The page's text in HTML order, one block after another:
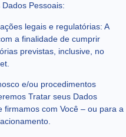
Pessoais:
legais e regulatórias: A
a finalidade de cumprir
previstas, inclusive, no
e/ou procedimentos
Tratar seus Dados
firmamos com Você – ou para a